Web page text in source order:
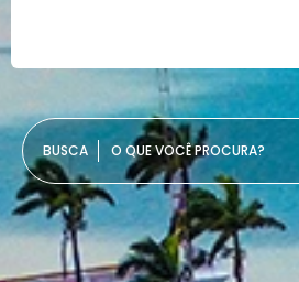
O QUE VOCÊ PROCURA?